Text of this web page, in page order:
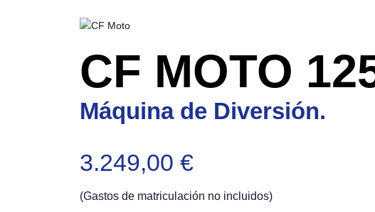
CF MOTO
Máquina de Diversión.
3.249,00 €
(Gastos de matriculación no incluidos)